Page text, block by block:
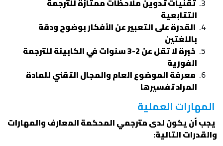
التتابعية
القدرة على التعبير عن الأفكار بوضوح ودقة
باللغتين
خبرة لا تقل عن 2-3 سنوات في الكابينة للترجمة
الفورية
معرفة الموضوع العام والمجال التقني للمادة
المراد تفسيرها
المهارات العملية
يجب أن يكون لدى مترجمي المحكمة المعارف والمهارات
والقدرات التالية: